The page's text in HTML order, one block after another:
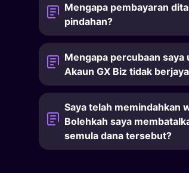
Mengapa pembayaran
pindahan?
Mengapa percubaan
Akaun GX Biz tidak
Saya telah memindahkan
Bolehkah saya
semula dana tersebut?